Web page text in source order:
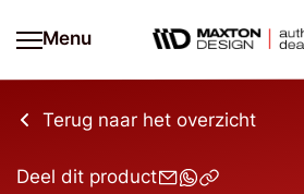
Menu
Terug naar het overzicht
Deel dit product